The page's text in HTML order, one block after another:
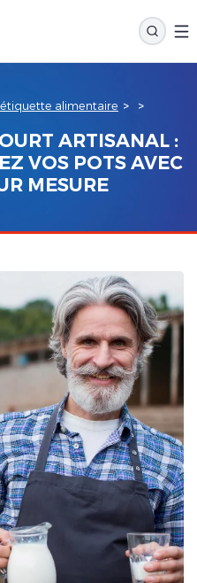
étiquette alimentaire > >
ARTISANAL :
VOS POTS AVEC
MESURE